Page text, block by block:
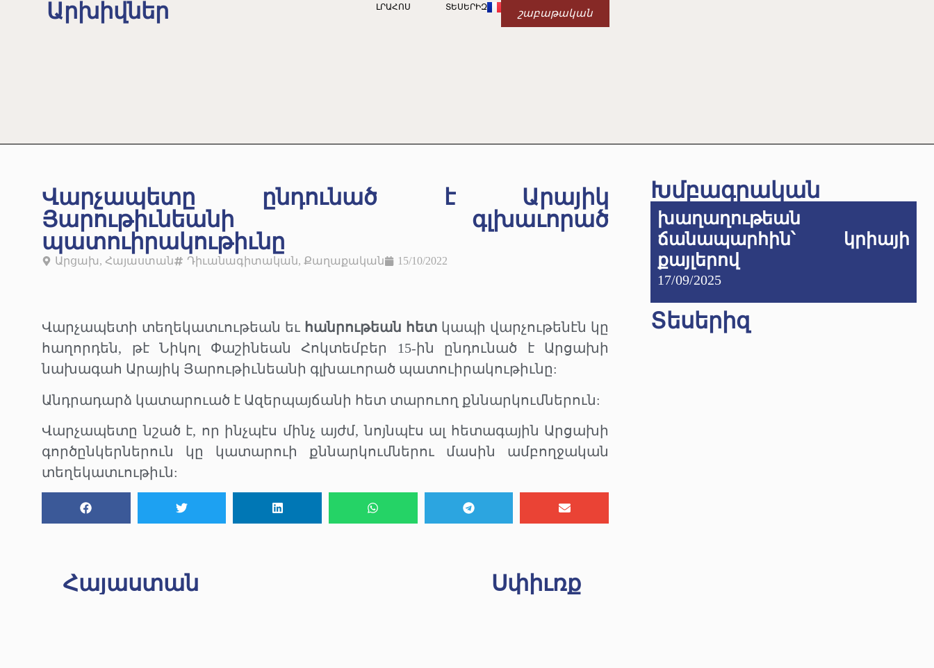
Արխիվներ ԼՐԱՀՈՍ ՏԵՍԵՐԻԶ
շաբաթական
Վարչապետը ընդունած է Արայիկ
Յարութիւնեանի գլխաւորած
պատուիրակութիւնը
Արցախ, Հայաստան Դիւանագիտական, Քաղաքական 15/10/2022
Վարչապետի տեղեկատւութեան եւ հանրութեան հետ կապի վարչութենէն կը
հաղորդեն, թէ Նիկոլ Փաշինեան Հոկտեմբեր 15-ին ընդունած է Արցախի
նախագահ Արայիկ Յարութիւնեանի գլխաւորած պատուիրակութիւնը:
Անդրադարձ կատարուած է Ազերպայճանի հետ տարուող քննարկումներուն:
Վարչապետը նշած է, որ ինչպէս մինչ այժմ, նոյնպէս ալ հետագային Արցախի
գործընկերներուն կը կատարուի քննարկումներու մասին ամբողջական
տեղեկատւութիւն:
Խմբագրական
խաղաղութեան
ճանապարհին՝ կրիայի
քայլերով
17/09/2025
Տեսերիզ
Հայաստան Սփիւռք